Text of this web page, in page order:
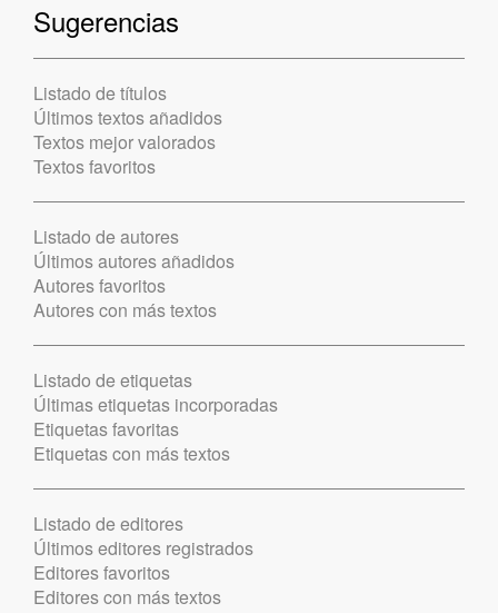
Sugerencias
Listado de títulos
Últimos textos añadidos
Textos mejor valorados
Textos favoritos
Listado de autores
Últimos autores añadidos
Autores favoritos
Autores con más textos
Listado de etiquetas
Últimas etiquetas incorporadas
Etiquetas favoritas
Etiquetas con más textos
Listado de editores
Últimos editores registrados
Editores favoritos
Editores con más textos